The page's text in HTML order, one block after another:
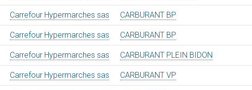
Carrefour Hypermarches sas CARBURANT BP
Carrefour Hypermarches sas CARBURANT BP
Carrefour Hypermarches sas CARBURANT PLEIN BIDON
Carrefour Hypermarches sas CARBURANT VP